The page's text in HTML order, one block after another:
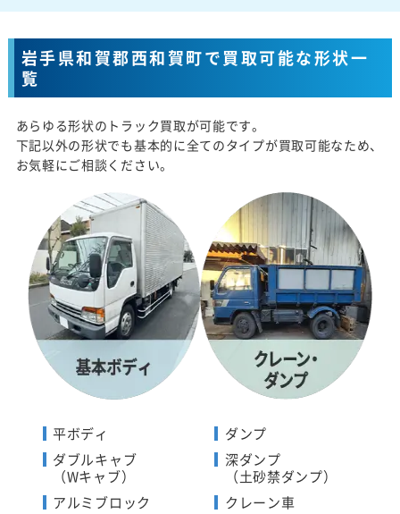
岩手県和賀郡西和賀町で買取可能な形状一
覧
あらゆる形状のトラック買取が可能です。
下記以外の形状でも基本的に全てのタイプが買取可能なため、
お気軽にご相談ください。
平ボディ
ダブルキャブ
（Wキャブ）
アルミブロック
ダンプ
深ダンプ
（土砂禁ダンプ）
クレーン車